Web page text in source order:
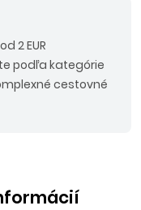
2 EUR
podľa kategórie
cestovné